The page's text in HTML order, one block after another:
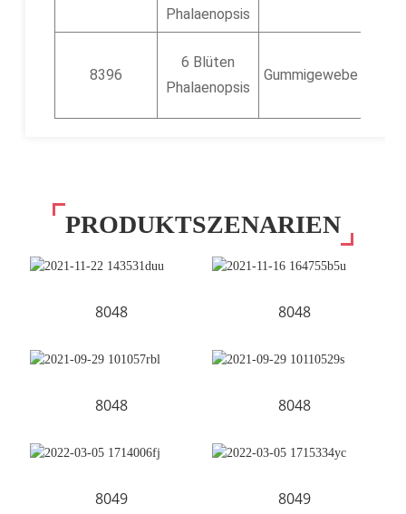
Phalaenopsis
8396
6 Blüten
Phalaenopsis
Gummigewebe
PRODUKTSZENARIEN
8048 8048
8048 8048
8049 8049